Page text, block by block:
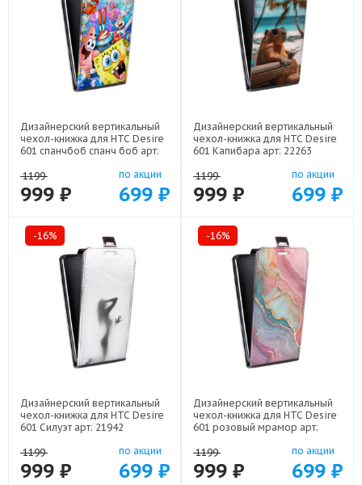
Дизайнерский вертикальный
чехол-книжка для HTC Desire
601 спанчбоб спанч боб арт:
1199
999 ₽
по акции
699 ₽
Дизайнерский вертикальный
чехол-книжка для HTC Desire
601 Капибара арт: 22263
1199
999 ₽
по акции
699 ₽
-16%
Дизайнерский вертикальный
чехол-книжка для HTC Desire
601 Силуэт арт: 21942
1199
999 ₽
по акции
699 ₽
-16%
Дизайнерский вертикальный
чехол-книжка для HTC Desire
601 розовый мрамор арт:
1199
999 ₽
по акции
699 ₽